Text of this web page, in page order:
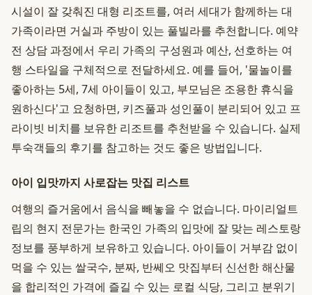
시설이 잘 갖춰진 대형 리조트를, 여러 세대가 함께하는 대
가족이라면 거실과 주방이 있는 풀빌라를 추천합니다. 예약
전 상담 과정에서 우리 가족의 구성원과 예산, 선호하는 여
행 스타일을 구체적으로 전달하세요. 예를 들어, '물놀이를
좋아하는 5세, 7세 아이들이 있고, 부모님은 조용한 휴식을
원하신다'고 요청하면, 키즈풀과 성인풀이 분리되어 있고 프
라이빗 비치를 보유한 리조트를 추천받을 수 있습니다. 실제
투숙객들의 후기를 참고하는 것도 좋은 방법입니다.
아이 입맛까지 사로잡는 맛집 리스트
여행의 즐거움에서 음식을 빼놓을 수 없습니다. 마이리얼트
립의 현지 전문가는 한국인 가족의 입맛에 잘 맞는 레스토랑
정보를 풍부하게 보유하고 있습니다. 아이들이 거부감 없이
먹을 수 있는 쌀국수, 분짜, 반쎄오 맛집부터 신선한 해산물
을 합리적인 가격에 즐길 수 있는 로컬 식당, 그리고 분위기